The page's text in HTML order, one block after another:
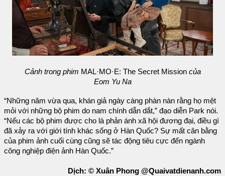
Cảnh trong phim MAL·MO·E: The Secret Mission của
Eom Yu Na
“Những năm vừa qua, khán giả ngày càng phàn nàn rằng họ mệt
mỏi với những bộ phim do nam chính dẫn dắt,” đạo diễn Park nói.
“Nếu các bộ phim được cho là phản ánh xã hội đương đại, điều gì
đã xảy ra với giới tính khác sống ở Hàn Quốc? Sự mất cân bằng
của phim ảnh cuối cùng cũng sẽ tác động tiêu cực đến ngành
công nghiệp điện ảnh Hàn Quốc.”
Dịch: © Xuân Phong @Quaivatdienanh.com